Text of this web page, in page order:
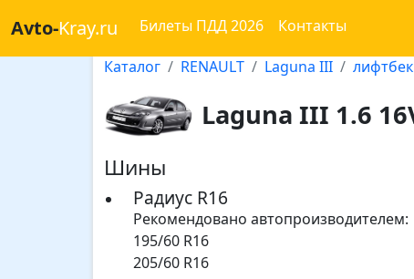
Avto-Kray.ru Билеты ПДД 2026 Контакты
Каталог RENAULT Laguna III
Laguna III 1.6
Шины
Радиус R16
Рекомендовано автопроизводителем:
195/60 R16
205/60 R16